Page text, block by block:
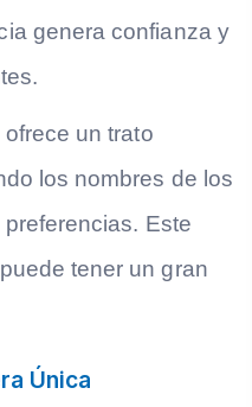
genera confianza y
ofrece un trato
los nombres de los
Este
tener un gran
Única